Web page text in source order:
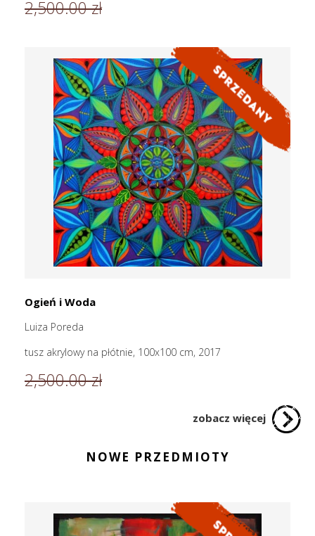
2,500.00 zł
Ogień i Woda
Luiza Poreda
tusz akrylowy na płótnie, 100x100 cm, 2017
2,500.00 zł
zobacz więcej
NOWE PRZEDMIOTY